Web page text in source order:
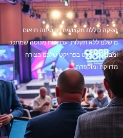
הפקה כוללת מקצועית מבטיחה תיאום
מושלם ללא תקלות, עם צוות מנוסה שמתכנן
ומבצע כל פרט בפרויקט שלכם בצורה
מדויקת ומוקפדת.